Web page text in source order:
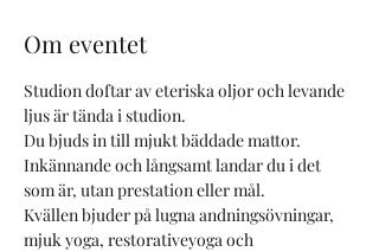
Om eventet
Studion doftar av eteriska oljor och levande
ljus är tända i studion.
Du bjuds in till mjukt bäddade mattor.
Inkännande och långsamt landar du i det
som är, utan prestation eller mål.
Kvällen bjuder på lugna andningsövningar,
mjuk yoga, restorativeyoga och